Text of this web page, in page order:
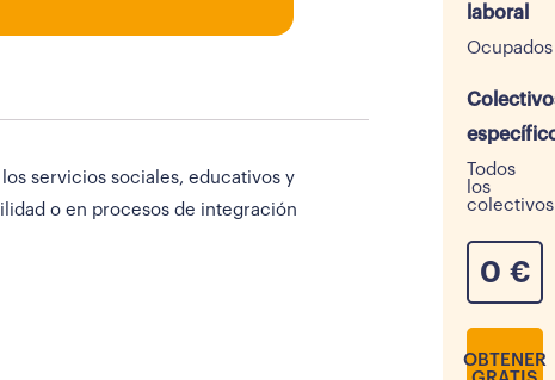
servicios sociales, educativos y
o en procesos de integración
laboral
Ocupados
Todos
los
colectivos
0 €
OBTENER